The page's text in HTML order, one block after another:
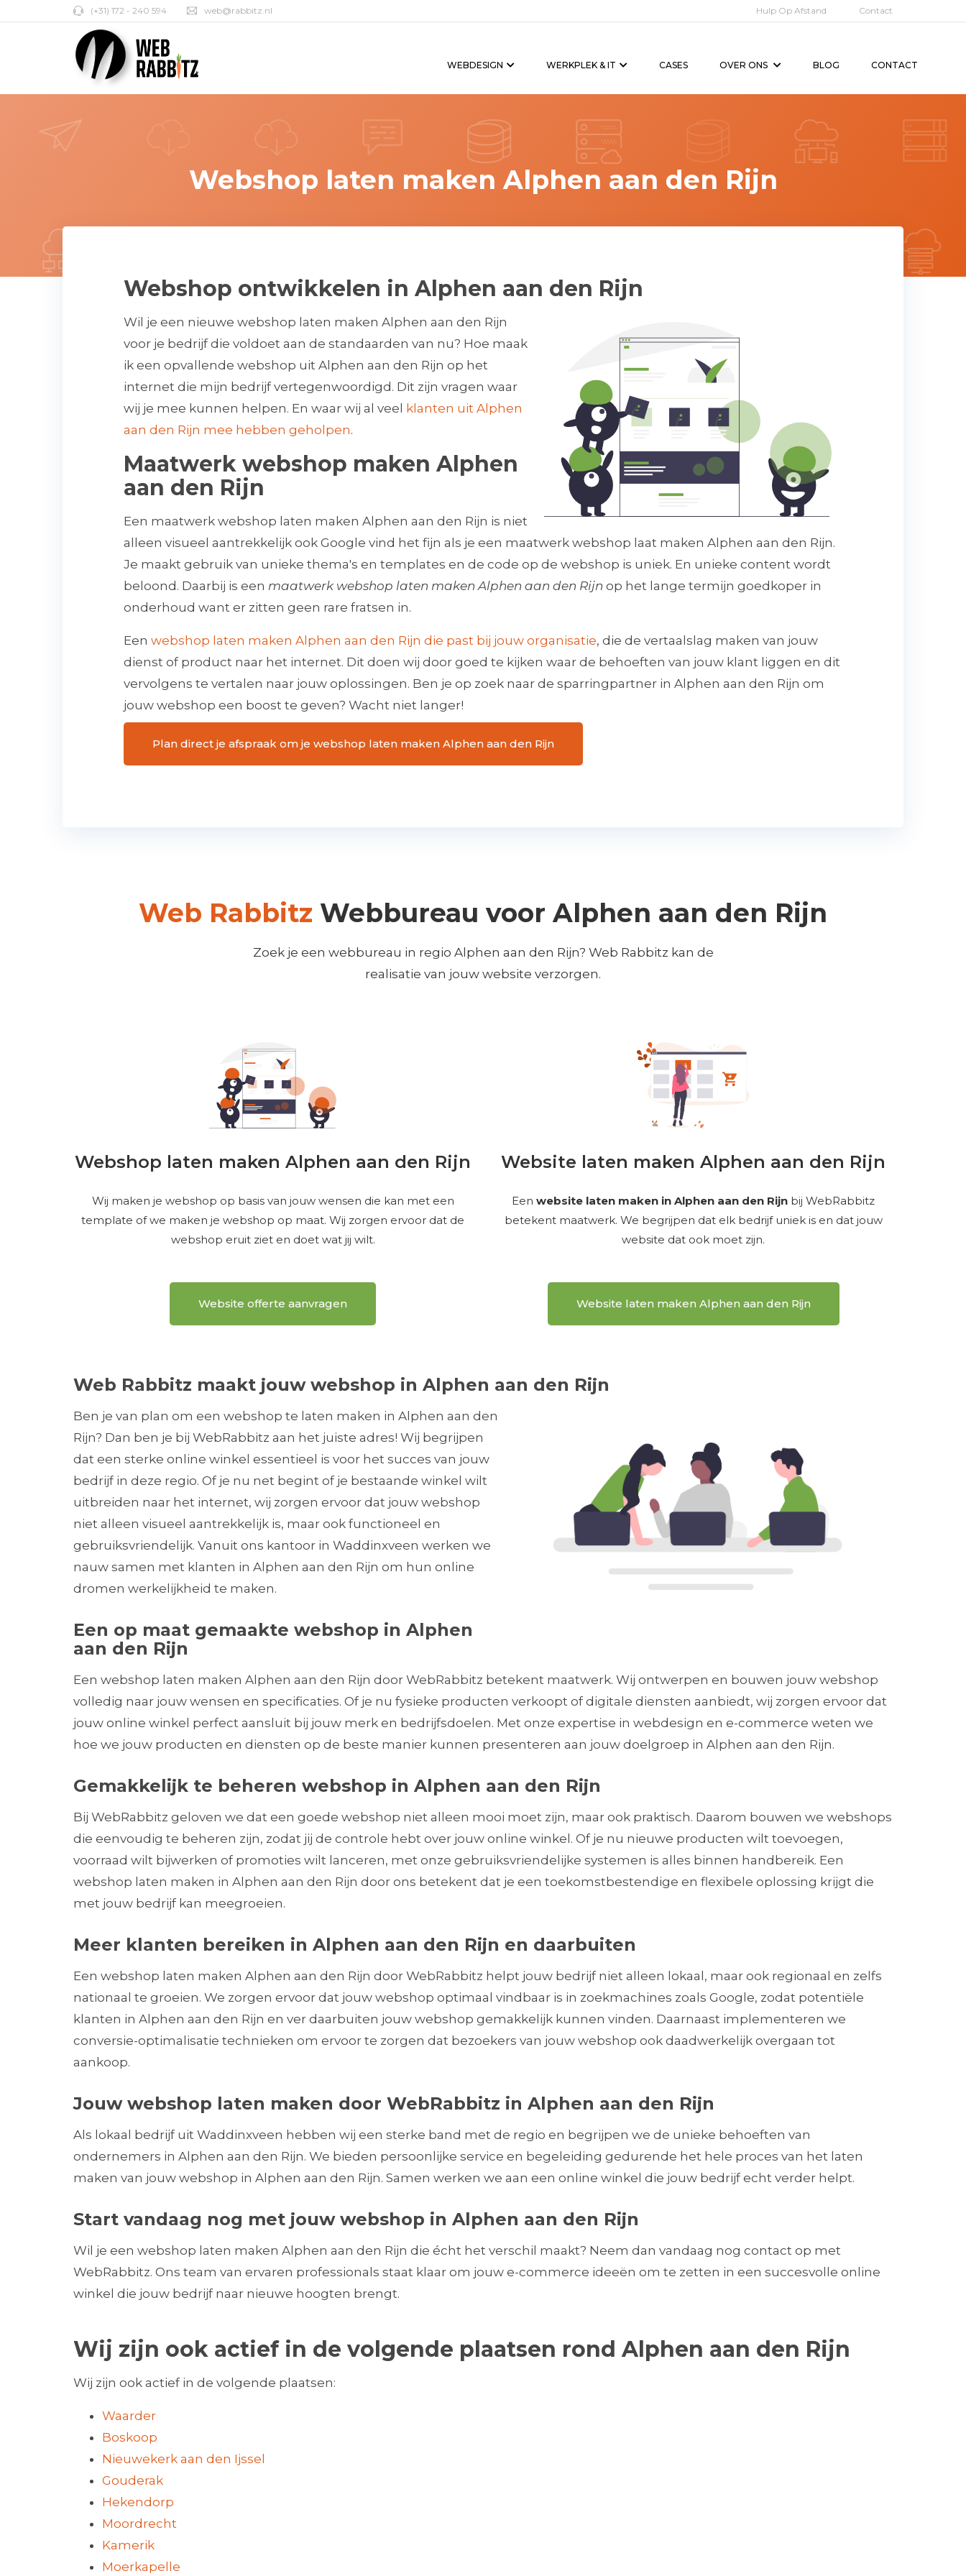
(+31) 172 - 240 594 web@rabbitz.nl Hulp Op Afstand Contact
WEBDESIGN WERKPLEK & IT CASES OVER ONS BLOG CONTACT
Webshop laten maken Alphen aan den Rijn
Webshop ontwikkelen in Alphen aan den Rijn
Wil je een nieuwe webshop laten maken Alphen aan den Rijn
voor je bedrijf die voldoet aan de standaarden van nu? Hoe maak
ik een opvallende webshop uit Alphen aan den Rijn op het
internet die mijn bedrijf vertegenwoordigd. Dit zijn vragen waar
wij je mee kunnen helpen. En waar wij al veel
klanten uit Alphen
aan den Rijn mee hebben geholpen.
Maatwerk webshop maken Alphen
aan den Rijn
Een maatwerk webshop laten maken Alphen aan den Rijn is niet
alleen visueel aantrekkelijk ook Google vind het fijn als je een maatwerk webshop laat maken Alphen aan den Rijn.
Je maakt gebruik van unieke thema's en templates en de code op de webshop is uniek. En unieke content wordt
beloond. Daarbij is een maatwerk webshop laten maken Alphen aan den Rijn op het lange termijn goedkoper in
onderhoud want er zitten geen rare fratsen in.
Een webshop laten maken Alphen aan den Rijn die past bij jouw organisatie, die de vertaalslag maken van jouw
dienst of product naar het internet. Dit doen wij door goed te kijken waar de behoeften van jouw klant liggen en dit
vervolgens te vertalen naar jouw oplossingen. Ben je op zoek naar de sparringpartner in Alphen aan den Rijn om
jouw webshop een boost te geven? Wacht niet langer!
Plan direct je afspraak om je webshop laten maken Alphen aan den Rijn
Web Rabbitz Webbureau voor Alphen aan den Rijn
Zoek je een webbureau in regio Alphen aan den Rijn? Web Rabbitz kan de
realisatie van jouw website verzorgen.
Webshop laten maken Alphen aan den Rijn
Wij maken je webshop op basis van jouw wensen die kan met een
template of we maken je webshop op maat. Wij zorgen ervoor dat de
webshop eruit ziet en doet wat jij wilt.
Website offerte aanvragen
Website laten maken Alphen aan den Rijn
Een website laten maken in Alphen aan den Rijn bij WebRabbitz
betekent maatwerk. We begrijpen dat elk bedrijf uniek is en dat jouw
website dat ook moet zijn.
Website laten maken Alphen aan den Rijn
Web Rabbitz maakt jouw webshop in Alphen aan den Rijn
Ben je van plan om een webshop te laten maken in Alphen aan den
Rijn? Dan ben je bij WebRabbitz aan het juiste adres! Wij begrijpen
dat een sterke online winkel essentieel is voor het succes van jouw
bedrijf in deze regio. Of je nu net begint of je bestaande winkel wilt
uitbreiden naar het internet, wij zorgen ervoor dat jouw webshop
niet alleen visueel aantrekkelijk is, maar ook functioneel en
gebruiksvriendelijk. Vanuit ons kantoor in Waddinxveen werken we
nauw samen met klanten in Alphen aan den Rijn om hun online
dromen werkelijkheid te maken.
Een op maat gemaakte webshop in Alphen
aan den Rijn
Een webshop laten maken Alphen aan den Rijn door WebRabbitz betekent maatwerk. Wij ontwerpen en bouwen jouw webshop
volledig naar jouw wensen en specificaties. Of je nu fysieke producten verkoopt of digitale diensten aanbiedt, wij zorgen ervoor dat
jouw online winkel perfect aansluit bij jouw merk en bedrijfsdoelen. Met onze expertise in webdesign en e-commerce weten we
hoe we jouw producten en diensten op de beste manier kunnen presenteren aan jouw doelgroep in Alphen aan den Rijn.
Gemakkelijk te beheren webshop in Alphen aan den Rijn
Bij WebRabbitz geloven we dat een goede webshop niet alleen mooi moet zijn, maar ook praktisch. Daarom bouwen we webshops
die eenvoudig te beheren zijn, zodat jij de controle hebt over jouw online winkel. Of je nu nieuwe producten wilt toevoegen,
voorraad wilt bijwerken of promoties wilt lanceren, met onze gebruiksvriendelijke systemen is alles binnen handbereik. Een
webshop laten maken in Alphen aan den Rijn door ons betekent dat je een toekomstbestendige en flexibele oplossing krijgt die
met jouw bedrijf kan meegroeien.
Meer klanten bereiken in Alphen aan den Rijn en daarbuiten
Een webshop laten maken Alphen aan den Rijn door WebRabbitz helpt jouw bedrijf niet alleen lokaal, maar ook regionaal en zelfs
nationaal te groeien. We zorgen ervoor dat jouw webshop optimaal vindbaar is in zoekmachines zoals Google, zodat potentiële
klanten in Alphen aan den Rijn en ver daarbuiten jouw webshop gemakkelijk kunnen vinden. Daarnaast implementeren we
conversie-optimalisatie technieken om ervoor te zorgen dat bezoekers van jouw webshop ook daadwerkelijk overgaan tot
aankoop.
Jouw webshop laten maken door WebRabbitz in Alphen aan den Rijn
Als lokaal bedrijf uit Waddinxveen hebben wij een sterke band met de regio en begrijpen we de unieke behoeften van
ondernemers in Alphen aan den Rijn. We bieden persoonlijke service en begeleiding gedurende het hele proces van het laten
maken van jouw webshop in Alphen aan den Rijn. Samen werken we aan een online winkel die jouw bedrijf echt verder helpt.
Start vandaag nog met jouw webshop in Alphen aan den Rijn
Wil je een webshop laten maken Alphen aan den Rijn die écht het verschil maakt? Neem dan vandaag nog contact op met
WebRabbitz. Ons team van ervaren professionals staat klaar om jouw e-commerce ideeën om te zetten in een succesvolle online
winkel die jouw bedrijf naar nieuwe hoogten brengt.
Wij zijn ook actief in de volgende plaatsen rond Alphen aan den Rijn
Wij zijn ook actief in de volgende plaatsen:
Waarder
Boskoop
Nieuwekerk aan den Ijssel
Gouderak
Hekendorp
Moordrecht
Kamerik
Moerkapelle